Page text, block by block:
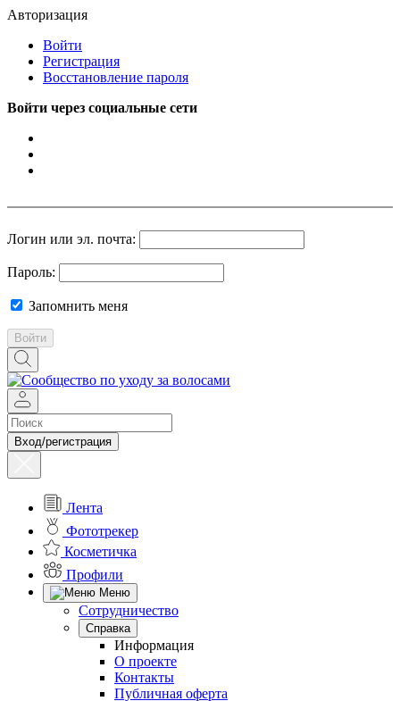
Авторизация
Войти
Регистрация
Восстановление пароля
Войти через социальные сети
Логин или эл. почта:
Пароль:
Запомнить меня
Войти
Вход/регистрация
Лента
Фототрекер
Косметичка
Профили
Меню
Сотрудничество
Справка
Информация
О проекте
Контакты
Публичная оферта